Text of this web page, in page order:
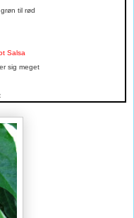
til rød
Salsa
sig meget